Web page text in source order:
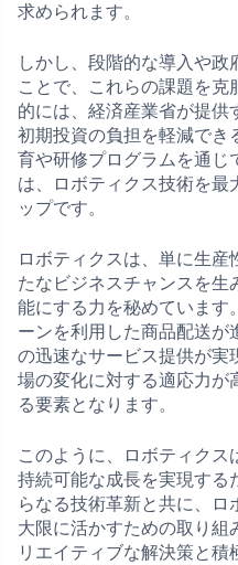
求められます。
しかし、段階的な導入や
ことで、これらの課題を
的には、経済産業省が提供
初期投資の負担を軽減でき
育や研修プログラムを通じ
は、ロボティクス技術を最
ップです。
ロボティクスは、単に生
たなビジネスチャンスを
能にする力を秘めています
ーンを利用した商品配送
の迅速なサービス提供が実
場の変化に対する適応力が
る要素となります。
このように、ロボティクス
持続可能な成長を実現する
らなる技術革新と共に、
大限に活かすための取り組
リエイティブな解決策と